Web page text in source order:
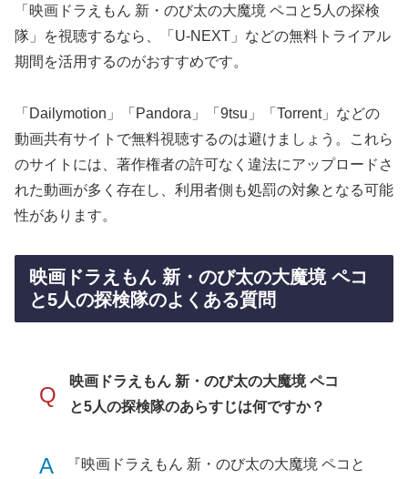
「映画ドラえもん 新・のび太の大魔境 ペコと5人の探検
隊」を視聴するなら、「U-NEXT」などの無料トライアル
期間を活用するのがおすすめです。
「Dailymotion」「Pandora」「9tsu」「Torrent」などの
動画共有サイトで無料視聴するのは避けましょう。これら
のサイトには、著作権者の許可なく違法にアップロードさ
れた動画が多く存在し、利用者側も処罰の対象となる可能
性があります。
映画ドラえもん 新・のび太の大魔境 ペコ
と5人の探検隊のよくある質問
Q
映画ドラえもん 新・のび太の大魔境 ペコ
と5人の探検隊のあらすじは何ですか？
A
『映画ドラえもん 新・のび太の大魔境 ペコと